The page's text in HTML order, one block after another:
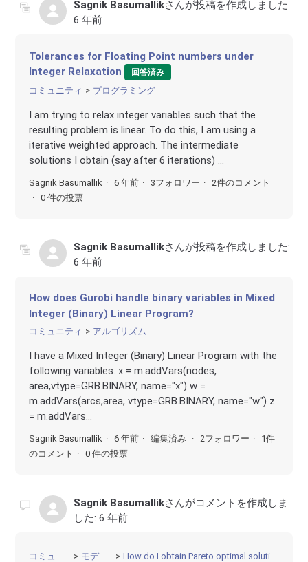
Sagnik Basumallikさんが投稿を作成しました:
6 年前
Tolerances for Floating Point numbers under
Integer Relaxation
回答済み
コミュニティ プログラミング
I am trying to relax integer variables such that the
resulting problem is linear. To do this, I am using a
iterative weighted approach. The intermediate
solutions I obtain (say after 6 iterations) ...
Sagnik Basumallik 6 年前 3フォロワー
2件のコメント
0 件の投票
Sagnik Basumallikさんが投稿を作成しました:
6 年前
How does Gurobi handle binary variables in Mixed
Integer (Binary) Linear Program?
コミュニティ アルゴリズム
I have a Mixed Integer (Binary) Linear Program with the
following variables. x = m.addVars(nodes,
area,vtype=GRB.BINARY, name="x") w =
m.addVars(arcs,area, vtype=GRB.BINARY, name="w") z
= m.addVars...
Sagnik Basumallik 6 年前 編集済み 2フォロワー
1件
のコメント
0 件の投票
Sagnik Basumallikさんがコメントを作成しま
した:6 年前
モデリング How do I obtain Pareto optimal solutions in Gurobi?